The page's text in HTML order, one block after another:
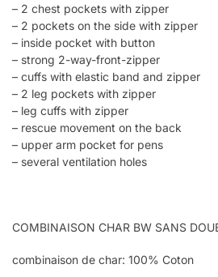
– 2 chest pockets with zipper
– 2 pockets on the side with zipper
– inside pocket with button
– strong 2-way-front-zipper
– cuffs with elastic band and zipper
– 2 leg pockets with zipper
– leg cuffs with zipper
– rescue movement on the back
– upper arm pocket for pens
– several ventilation holes
COMBINAISON CHAR BW SANS
combinaison de char: 100% Coton